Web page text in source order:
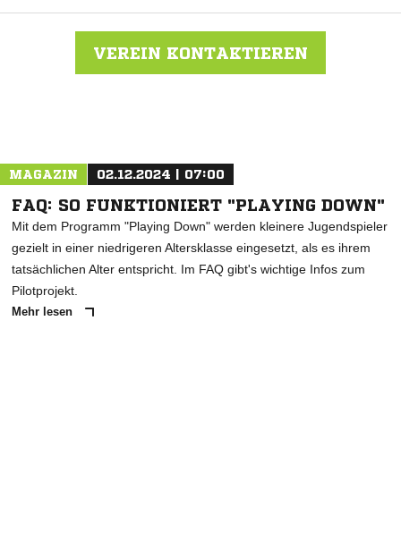
VEREIN KONTAKTIEREN
MAGAZIN 02.12.2024 | 07:00
FAQ: SO FUNKTIONIERT "PLAYING DOWN"
Mit dem Programm "Playing Down" werden kleinere Jugendspieler
gezielt in einer niedrigeren Altersklasse eingesetzt, als es ihrem
tatsächlichen Alter entspricht. Im FAQ gibt's wichtige Infos zum
Pilotprojekt.
Mehr lesen